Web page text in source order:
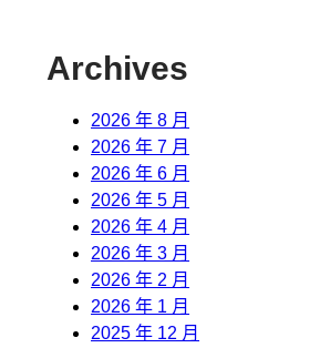
Archives
2026 年 8 月
2026 年 7 月
2026 年 6 月
2026 年 5 月
2026 年 4 月
2026 年 3 月
2026 年 2 月
2026 年 1 月
2025 年 12 月